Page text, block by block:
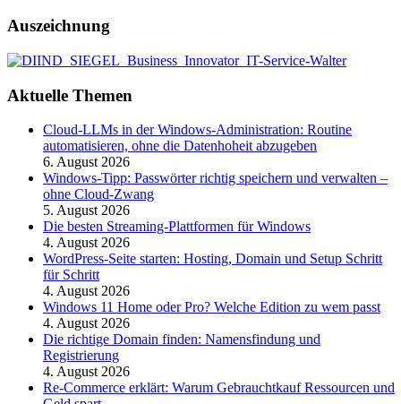
Auszeichnung
Aktuelle Themen
Cloud-LLMs in der Windows-Administration: Routine
automatisieren, ohne die Datenhoheit abzugeben
6. August 2026
Windows-Tipp: Passwörter richtig speichern und verwalten –
ohne Cloud-Zwang
5. August 2026
Die besten Streaming-Plattformen für Windows
4. August 2026
WordPress-Seite starten: Hosting, Domain und Setup Schritt
für Schritt
4. August 2026
Windows 11 Home oder Pro? Welche Edition zu wem passt
4. August 2026
Die richtige Domain finden: Namensfindung und
Registrierung
4. August 2026
Re-Commerce erklärt: Warum Gebrauchtkauf Ressourcen und